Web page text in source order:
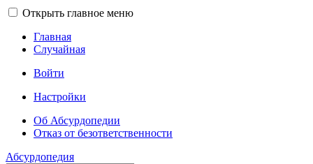
Открыть главное меню
Главная
Случайная
Войти
Настройки
Об Абсурдопедии
Отказ от безответственности
Абсурдопедия